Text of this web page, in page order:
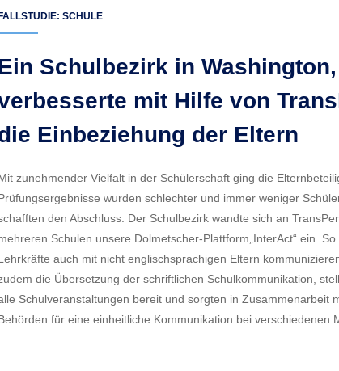
FALLSTUDIE: SCHULE
Schulbezirk in Washington,
mit Hilfe von
Einbeziehung der Eltern
zunehmender Vielfalt in der Schülerschaft ging die
wurden schlechter und immer weniger
den Abschluss. Der Schulbezirk wandte sich an
Schulen unsere Dolmetscher-Plattform„InterAct“ ein.
auch mit nicht englischsprachigen Eltern
die Übersetzung der schriftlichen Schulkommunikation,
Schulveranstaltungen bereit und sorgten in Zusammenarbeit
für eine einheitliche Kommunikation bei verschiedenen